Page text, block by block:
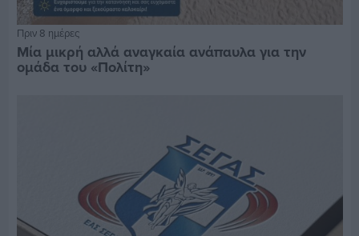
Πριν 8 ημέρες
Μία μικρή αλλά αναγκαία ανάπαυλα για την
ομάδα του «Πολίτη»